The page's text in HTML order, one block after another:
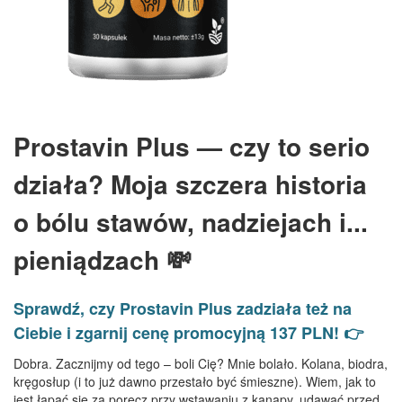
Prostavin Plus — czy to serio
działa? Moja szczera historia
o bólu stawów, nadziejach i...
pieniądzach 💸
Sprawdź, czy Prostavin Plus zadziała też na
Ciebie i zgarnij cenę promocyjną 137 PLN! 👉
Dobra. Zacznijmy od tego – boli Cię? Mnie bolało. Kolana, biodra,
kręgosłup (i to już dawno przestało być śmieszne). Wiem, jak to